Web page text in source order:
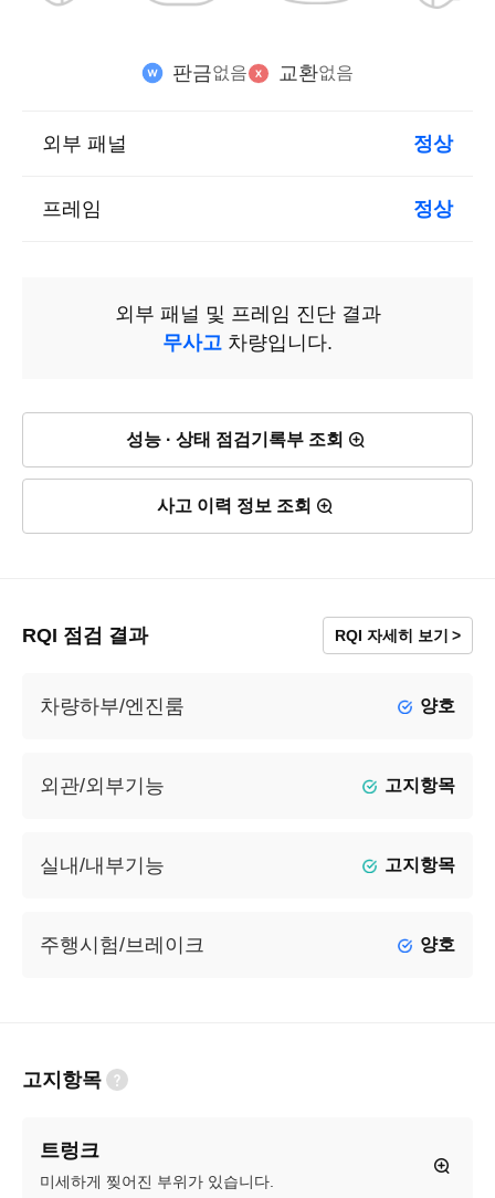
판금없음 교환없음
외부 패널 정상
프레임 정상
외부 패널 및 프레임 진단 결과
무사고 차량입니다.
성능 · 상태 점검기록부 조회
사고 이력 정보 조회
RQI 점검 결과 RQI 자세히 보기
차량하부/엔진룸 양호
외관/외부기능 고지항목
실내/내부기능 고지항목
주행시험/브레이크 양호
고지항목
트렁크
미세하게 찢어진 부위가 있습니다.